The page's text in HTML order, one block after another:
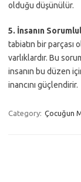
olduğu düşünülür.
5. İnsanın
tabiatın bir parçası
varlıklardır. Bu
insanın bu düzen
inancını güçlendirir.
Category: Çocuğun